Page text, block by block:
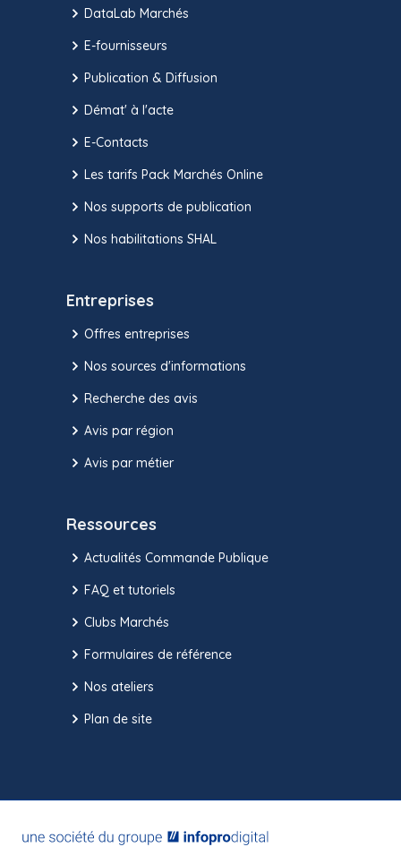
DataLab Marchés
E-fournisseurs
Publication & Diffusion
Démat' à l'acte
E-Contacts
Les tarifs Pack Marchés Online
Nos supports de publication
Nos habilitations SHAL
Entreprises
Offres entreprises
Nos sources d'informations
Recherche des avis
Avis par région
Avis par métier
Ressources
Actualités Commande Publique
FAQ et tutoriels
Clubs Marchés
Formulaires de référence
Nos ateliers
Plan de site